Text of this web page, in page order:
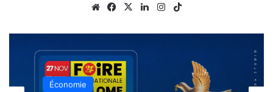
WebsiteFacebook
X LinkedinInstagram
Économie